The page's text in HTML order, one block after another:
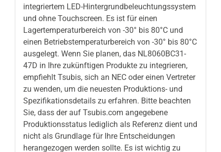
integriertem LED-Hintergrundbeleuchtungssystem
und ohne Touchscreen. Es ist für einen
Lagertemperaturbereich von -30° bis 80°C und
einen Betriebstemperaturbereich von -30° bis 80°C
ausgelegt. Wenn Sie planen, das NL8060BC31-
47D in Ihre zukünftigen Produkte zu integrieren,
empfiehlt Tsubis, sich an NEC oder einen Vertreter
zu wenden, um die neuesten Produktions- und
Spezifikationsdetails zu erfahren. Bitte beachten
Sie, dass der auf Tsubis.com angegebene
Produktionsstatus lediglich als Referenz dient und
nicht als Grundlage für Ihre Entscheidungen
herangezogen werden sollte. Es ist wichtig zu